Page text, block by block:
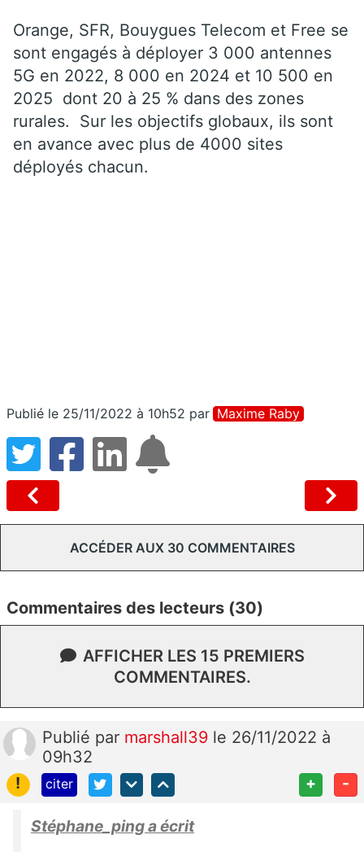
Orange, SFR, Bouygues Telecom et Free se
sont engagés à déployer 3 000 antennes
5G en 2022, 8 000 en 2024 et 10 500 en
2025 dont 20 à 25 % dans des zones
rurales. Sur les objectifs globaux, ils sont
en avance avec plus de 4000 sites
déployés chacun.
Publié le 25/11/2022 à 10h52 par Maxime Raby
ACCÉDER AUX 30 COMMENTAIRES
Commentaires des lecteurs (30)
AFFICHER LES 15 PREMIERS
COMMENTAIRES.
Publié par marshall39 le 26/11/2022 à
09h32
!
citer + -
Stéphane_ping a écrit